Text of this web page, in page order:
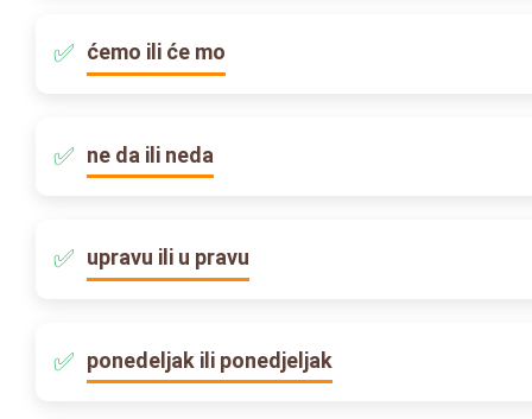
ćemo ili će mo
ne da ili neda
upravu ili u pravu
ponedeljak ili ponedjeljak